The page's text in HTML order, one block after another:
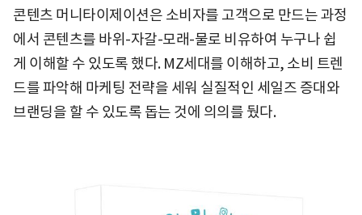
콘텐츠 머니타이제이션은 소비자를 고객으로 만드는 과정
에서 콘텐츠를 바위-자갈-모래-물로 비유하여 누구나 쉽
게 이해할 수 있도록 했다. MZ세대를 이해하고, 소비 트렌
드를 파악해 마케팅 전략을 세워 실질적인 세일즈 증대와
브랜딩을 할 수 있도록 돕는 것에 의의를 뒀다.